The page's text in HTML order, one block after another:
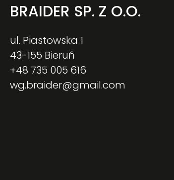
BRAIDER SP. Z O.O.
ul. Piastowska 1
43-155 Bieruń
+48 735 005 616
wg.braider@gmail.com